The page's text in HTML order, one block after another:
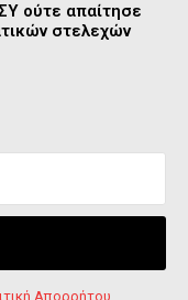
ούτε απαίτησε
στελεχών
Απορρήτου